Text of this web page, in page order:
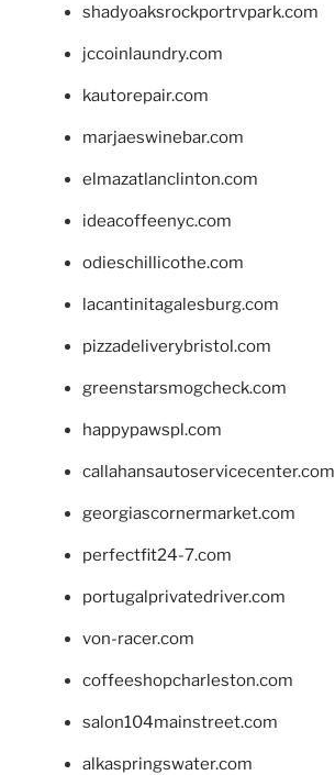
shadyoaksrockportrvpark.com
jccoinlaundry.com
kautorepair.com
marjaeswinebar.com
elmazatlanclinton.com
ideacoffeenyc.com
odieschillicothe.com
lacantinitagalesburg.com
pizzadeliverybristol.com
greenstarsmogcheck.com
happypawspl.com
callahansautoservicecenter.com
georgiascornermarket.com
perfectfit24-7.com
portugalprivatedriver.com
von-racer.com
coffeeshopcharleston.com
salon104mainstreet.com
alkaspringswater.com